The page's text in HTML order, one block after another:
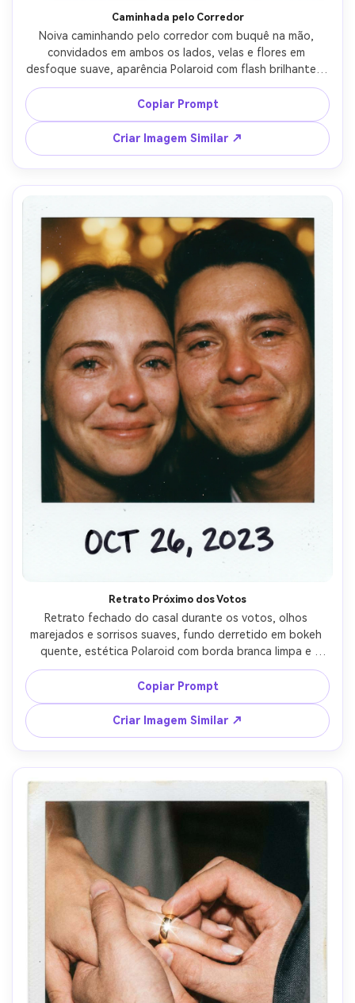
Caminhada pelo Corredor
Noiva caminhando pelo corredor com buquê na mão,
convidados em ambos os lados, velas e flores em
desfoque suave, aparência Polaroid com flash brilhante e
grão suave, foco levemente imperfeito como um
instantâneo real, borda branca com data manuscrita,
captado com lente 28mm, composição vertical, energia
alegre de casamento cinematográfico --ar 4:5
Copiar Prompt
Criar Imagem Similar ↗
Retrato Próximo dos Votos
Retrato fechado do casal durante os votos, olhos
marejados e sorrisos suaves, fundo derretido em bokeh
quente, estética Polaroid com borda branca limpa e
pequenas partículas de poeira, flash na câmera dando
aquele visual clássico de recepção, poros naturais e
textura realista de pele, captado com lente 85mm f/1.4,
enquadramento íntimo, gradação nostálgica e aquecida,
luz cinematográfica suave --ar 4:5
Copiar Prompt
Criar Imagem Similar ↗